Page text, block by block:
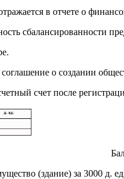
в отчете о
сбалансированности
о создании
счет после
(здание) за 3000 д.